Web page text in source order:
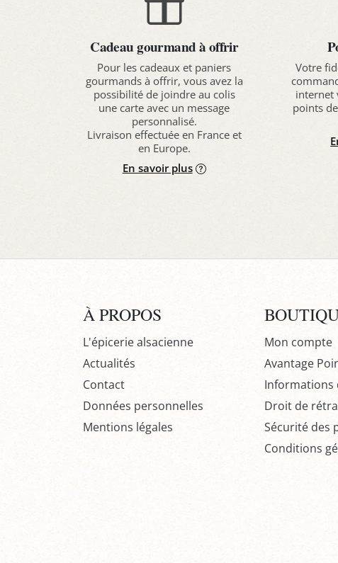
Cadeau gourmand à offrir
Pour les cadeaux et paniers
gourmands à offrir, vous avez la
possibilité de joindre au colis
une carte avec un message
personnalisé.
Livraison effectuée en France et
en Europe.
En savoir plus
Votre
internet
points
À PROPOS
L'épicerie alsacienne
Actualités
Contact
Données personnelles
Mentions légales
Mon compte
Avantage
Informations
Droit de
Sécurité des
Conditions